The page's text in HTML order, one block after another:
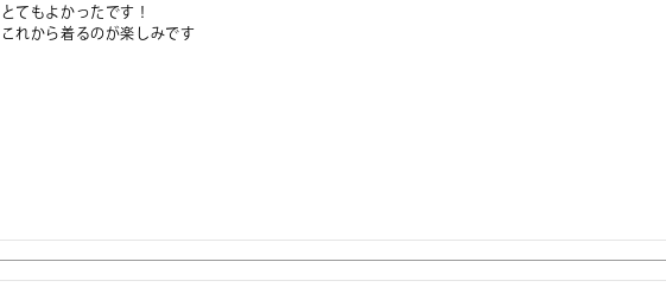
とてもよかったです！
これから着るのが楽しみです